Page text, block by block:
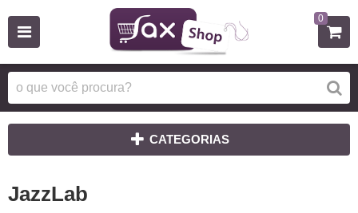
0
CATEGORIAS
JazzLab